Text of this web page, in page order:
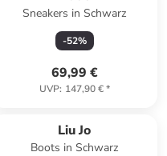
Sneakers in Schwarz
-52%
69,99 €
UVP: 147,90 €*
Liu Jo
Boots in Schwarz